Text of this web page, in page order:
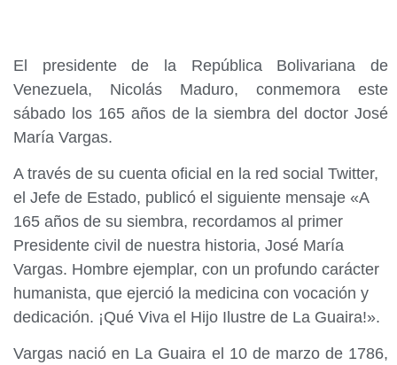
El presidente de la República Bolivariana de
Venezuela, Nicolás Maduro, conmemora este
sábado los 165 años de la siembra del doctor José
María Vargas.
A través de su cuenta oficial en la red social Twitter,
el Jefe de Estado, publicó el siguiente mensaje «A
165 años de su siembra, recordamos al primer
Presidente civil de nuestra historia, José María
Vargas. Hombre ejemplar, con un profundo carácter
humanista, que ejerció la medicina con vocación y
dedicación. ¡Qué Viva el Hijo Ilustre de La Guaira!».
Vargas nació en La Guaira el 10 de marzo de 1786,